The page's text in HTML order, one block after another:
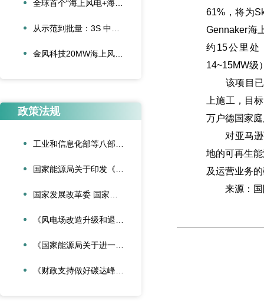
政策法规
61%，将为
Gennaker海
约15公里处
14~15MW级
该项目已
上施工，目
万户德国家
对亚马逊而
地的可再生
及运营业务
来源：国